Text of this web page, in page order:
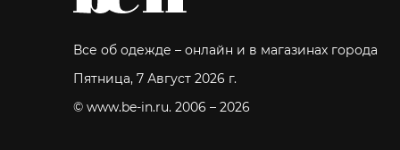
Все об одежде – онлайн и в магазинах города
Пятница, 7 Август 2026 г.
© www.be-in.ru. 2006 – 2026